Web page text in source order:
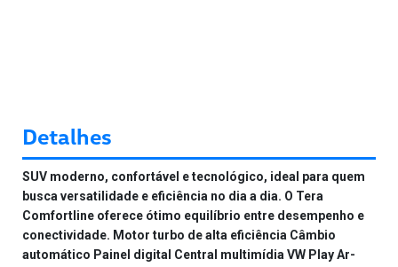
Detalhes
SUV moderno, confortável e tecnológico, ideal para quem
busca versatilidade e eficiência no dia a dia. O Tera
Comfortline oferece ótimo equilíbrio entre desempenho e
conectividade. Motor turbo de alta eficiência Câmbio
automático Painel digital Central multimídia VW Play Ar-